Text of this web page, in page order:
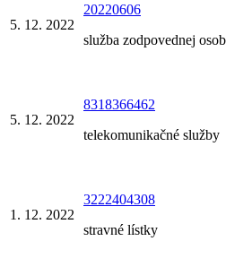
5. 12. 2022
20220606
služba zodpovednej
5. 12. 2022
8318366462
telekomunikačné služby
1. 12. 2022
3222404308
stravné lístky